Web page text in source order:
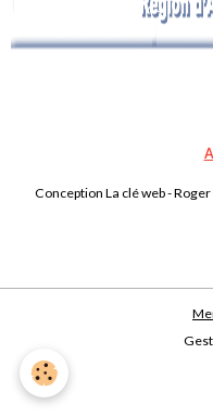
Conception La clé web -